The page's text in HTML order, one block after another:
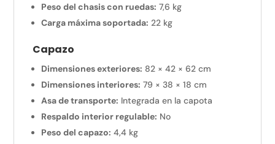
Peso del chasis con ruedas: 7,6 kg
Carga máxima soportada: 22 kg
Capazo
Dimensiones exteriores: 82 × 42 × 62 cm
Dimensiones interiores: 79 × 38 × 18 cm
Asa de transporte: Integrada en la capota
Respaldo interior regulable: No
Peso del capazo: 4,4 kg